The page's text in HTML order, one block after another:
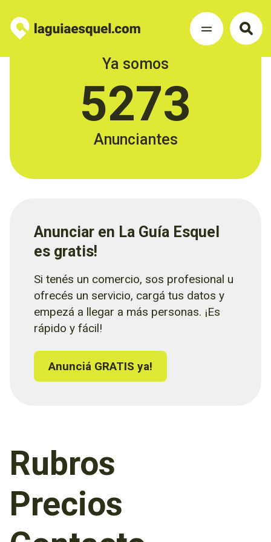
Ya somos
5273
Anunciantes
Anunciar en La Guía Esquel
es gratis!
Si tenés un comercio, sos profesional u
ofrecés un servicio, cargá tus datos y
empezá a llegar a más personas. ¡Es
rápido y fácil!
Anunciá GRATIS ya!
Rubros
Precios